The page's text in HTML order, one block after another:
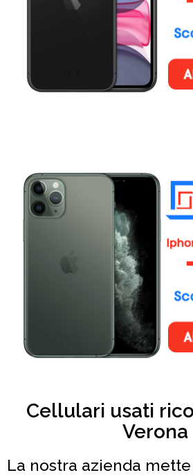
Cellulari usati
Verona
La nostra azienda